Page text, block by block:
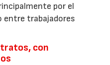
por el
entre trabajadores
con